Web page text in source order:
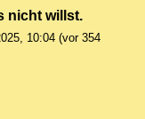
nicht willst.
10:04 (vor 354